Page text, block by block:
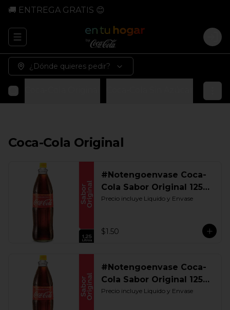
🚚 ENTREGA GRATIS 😊
Abrir menu de navegación
¿Dónde quieres pedir?
Coca-Cola Original
#Notengoenvase Coca-
Cola Sabor Original 1250
ML. Retornable Gye
Precio incluye Liquido y Envase
$1.50
#Notengoenvase Coca-
Cola Sabor Original 1250
ML. Retornable UIO
Precio incluye Liquido y Envase